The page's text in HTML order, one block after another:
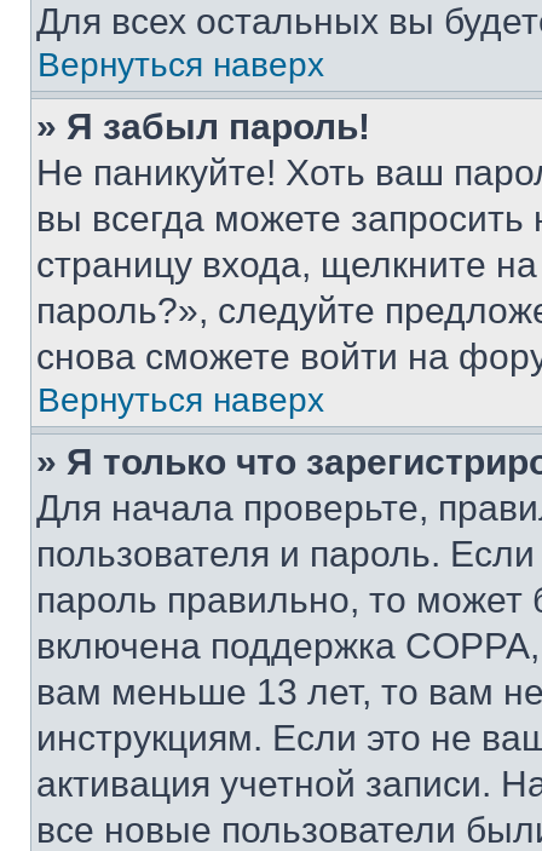
Для всех остальных вы
Вернуться наверх
» Я забыл пароль!
Не паникуйте! Хоть ваш
вы всегда можете
страницу входа, щелкните
пароль?», следуйте
снова сможете войти на
Вернуться наверх
» Я только что
Для начала проверьте,
пользователя и пароль.
пароль правильно, то может
включена поддержка
вам меньше 13 лет, то вам
инструкциям. Если это не
активация учетной записи.
все новые пользователи